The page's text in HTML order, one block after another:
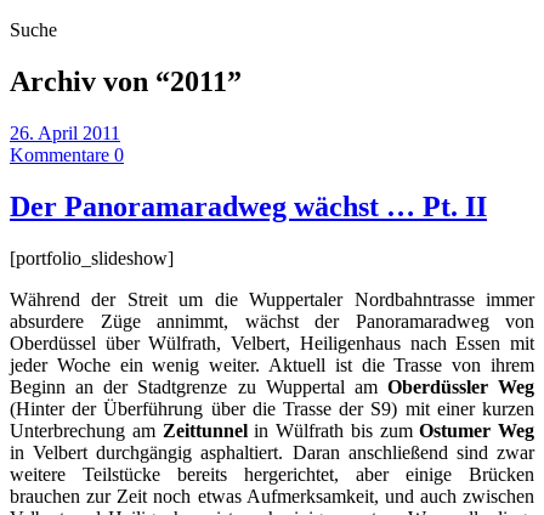
Suche
Archiv von “2011”
26. April 2011
Kommentare 0
Der Panoramaradweg wächst … Pt. II
[portfolio_slideshow]
Während der Streit um die Wuppertaler Nordbahntrasse immer
absurdere Züge annimmt, wächst der Panoramaradweg von
Oberdüssel über Wülfrath, Velbert, Heiligenhaus nach Essen mit
jeder Woche ein wenig weiter. Aktuell ist die Trasse von ihrem
Beginn an der Stadtgrenze zu Wuppertal am Oberdüssler Weg
(Hinter der Überführung über die Trasse der S9) mit einer kurzen
Unterbrechung am Zeittunnelin Wülfrath bis zumOstumer Weg
in Velbert durchgängig asphaltiert. Daran anschließend sind zwar
weitere Teilstücke bereits hergerichtet, aber einige Brücken
brauchen zur Zeit noch etwas Aufmerksamkeit, und auch zwischen